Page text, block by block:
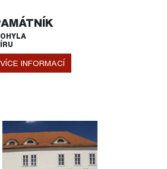
VÍCE INFORMACÍ